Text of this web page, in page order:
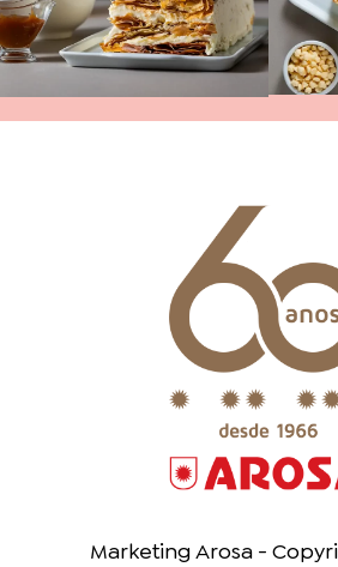
Marketing Arosa -